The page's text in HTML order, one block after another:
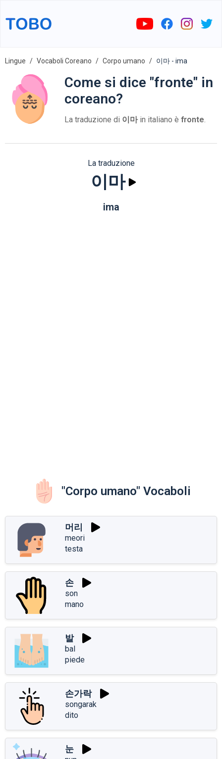
Lingue Vocaboli Coreano Corpo umano 이마 - ima
Come si dice "fronte" in
coreano?
La traduzione di 이마in italiano è fronte.
La traduzione
이마
ima
"Corpo umano" Vocaboli
머리
meori
testa
손
son
mano
발
bal
piede
손가락
songarak
dito
눈